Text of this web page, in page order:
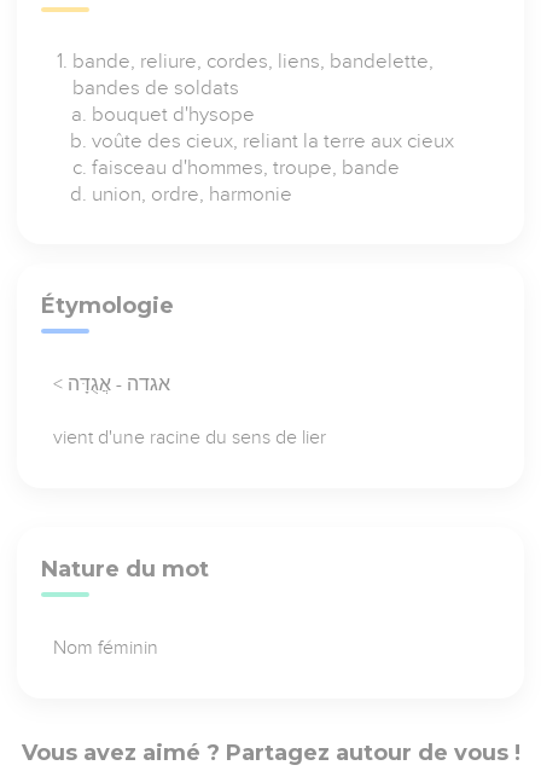
bande, reliure, cordes, liens, bandelette,
bandes de soldats
bouquet d'hysope
voûte des cieux, reliant la terre aux cieux
faisceau d'hommes, troupe, bande
union, ordre, harmonie
Étymologie
< אגדה - אֲגֻדָּה
vient d'une racine du sens de lier
Nature du mot
Nom féminin
Vous avez aimé ? Partagez autour de vous !